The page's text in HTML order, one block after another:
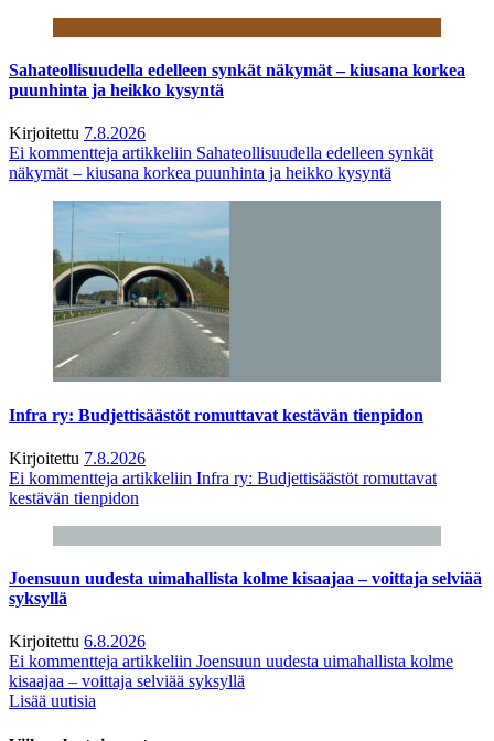
Sahateollisuudella edelleen synkät näkymät – kiusana korkea
puunhinta ja heikko kysyntä
Kirjoitettu 7.8.2026
Ei kommentteja artikkeliin Sahateollisuudella edelleen synkät
näkymät – kiusana korkea puunhinta ja heikko kysyntä
Infra ry: Budjettisäästöt romuttavat kestävän tienpidon
Kirjoitettu 7.8.2026
Ei kommentteja artikkeliin Infra ry: Budjettisäästöt romuttavat
kestävän tienpidon
Joensuun uudesta uimahallista kolme kisaajaa – voittaja selviää
syksyllä
Kirjoitettu 6.8.2026
Ei kommentteja artikkeliin Joensuun uudesta uimahallista kolme
kisaajaa – voittaja selviää syksyllä
Lisää uutisia